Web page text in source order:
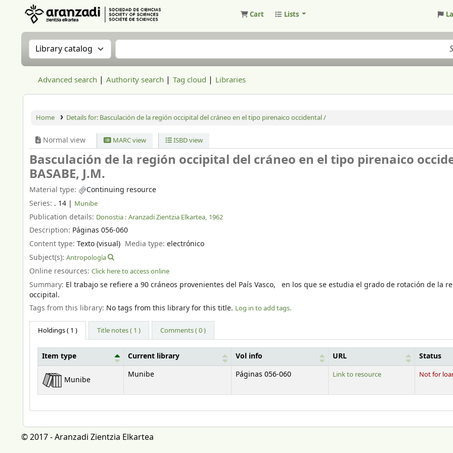
Cart Lists
Search the catalog by:Search the catalog
Advanced search Authority search Tag cloud Libraries
Home Details for: Basculación de la región occipital del cráneo en el tipo pirenaico occidental /
Normal view MARC view ISBD view
Basculación de la región occipital del cráneo en el tipo pirenaico
BASABE, J.M.
Material type:
Continuing resource
Series: . 14 | Munibe
Publication details: Donostia : Aranzadi Zientzia Elkartea, 1962
Description: Páginas 056-060
Content type: Texto (visual) Media type:electrónico
Subject(s): Antropología
Online resources: Click here to access online
Summary: El trabajo se refiere a 90 cráneos provenientes del País Vasco, en los que se estudia el grado de rotación de la
occipital.
Tags from this library: No tags from this library for this title. Log in to add tags.
Holdings( 1 ) Title notes ( 1 ) Comments ( 0 )
Holdings
Item type Current library Vol info URL Status
Munibe
Munibe Páginas 056-060 Link to resource Not for
© 2017 - Aranzadi Zientzia Elkartea